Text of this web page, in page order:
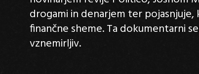
drogami in denarjem ter
finančne sheme. Ta dokumentarni
vznemirljiv.